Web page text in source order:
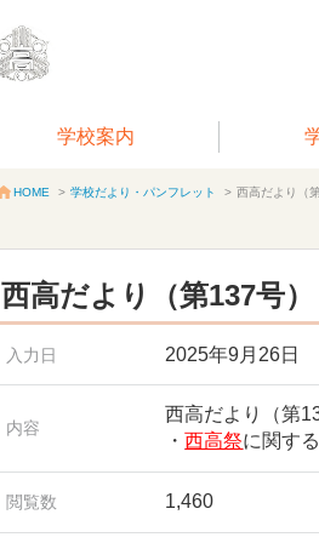
学校案内
HOME > 学校だより・パンフレット > 西高だより（
西高だより（第137号）
入力日 2025年9月26日
内容
西高だより（第
・西高祭に関す
閲覧数 1,460